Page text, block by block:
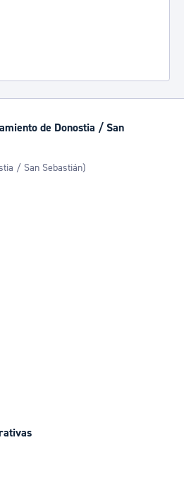
de Donostia / San
/ San Sebastián)